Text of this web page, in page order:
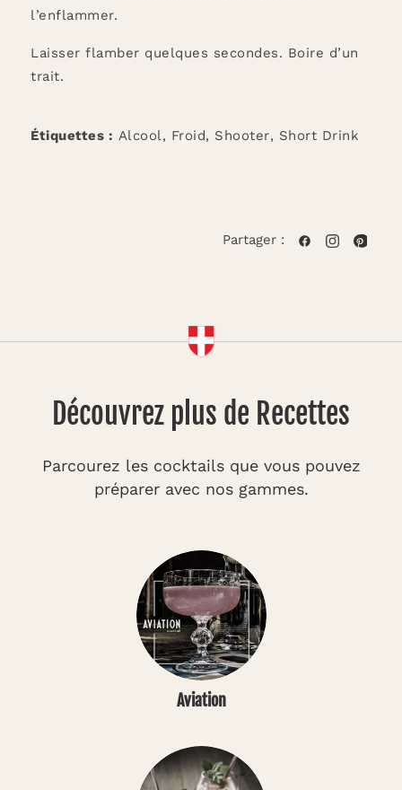
l’enflammer.
Laisser flamber quelques secondes. Boire d’un
trait.
Étiquettes : Alcool, Froid, Shooter, Short Drink
Partager :
Découvrez plus de Recettes
Parcourez les cocktails que vous pouvez
préparer avec nos gammes.
Aviation